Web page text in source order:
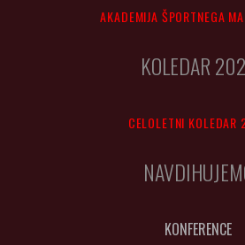
AKADEMIJA ŠPORTNEGA
KOLEDAR
CELOLETNI KOLEDAR
KONFERENCE